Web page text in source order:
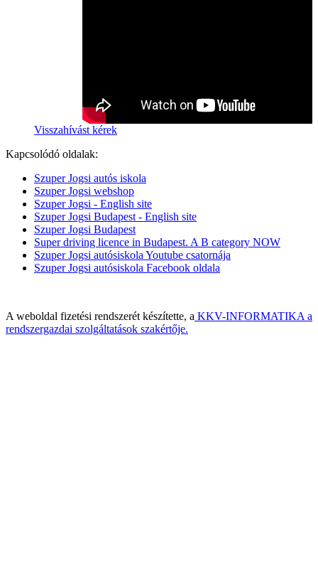
Visszahívást kérek
Kapcsolódó oldalak:
Szuper Jogsi autós iskola
Szuper Jogsi webshop
Szuper Jogsi - English site
Szuper Jogsi Budapest - English site
Szuper Jogsi Budapest
Super driving licence in Budapest. A B category NOW
Szuper Jogsi autósiskola Youtube csatornája
Szuper Jogsi autósiskola Facebook oldala
A weboldal fizetési rendszerét készítette, a KKV-INFORMATIKA a
rendszergazdai szolgáltatások szakértője.